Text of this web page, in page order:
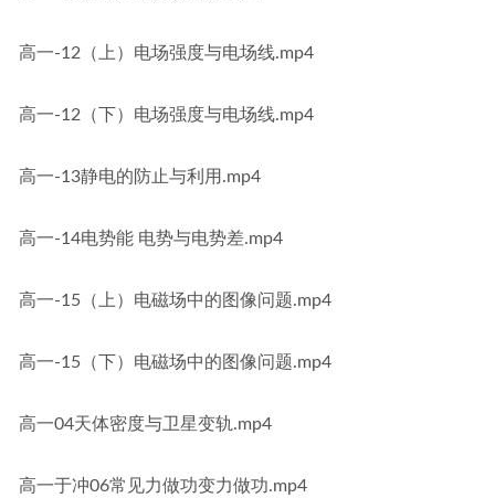
高一-12（上）电场强度与电场线.mp4
高一-12（下）电场强度与电场线.mp4
高一-13静电的防止与利用.mp4
高一-14电势能 电势与电势差.mp4
高一-15（上）电磁场中的图像问题.mp4
高一-15（下）电磁场中的图像问题.mp4
高一04天体密度与卫星变轨.mp4
高一于冲06常见力做功变力做功.mp4